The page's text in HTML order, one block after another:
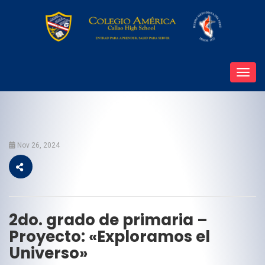
Nov 26, 2024
2do. grado de primaria –
Proyecto: «Exploramos el
Universo»